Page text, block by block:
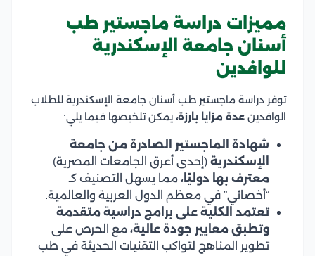
مميزات دراسة ماجستير طب
أسنان جامعة الإسكندرية
للوافدين
توفر دراسة ماجستير طب أسنان جامعة الإسكندرية للطلاب
الوافدين عدة مزايا بارزة، يمكن تلخيصها فيما يلي:
شهادة الماجستير الصادرة من جامعة
الإسكندرية (إحدى أعرق الجامعات المصرية)
معترف بها دوليًا، مما يسهل التصنيف كـ
“أخصائي” في معظم الدول العربية والعالمية.
تعتمد الكلية على برامج دراسية متقدمة
وتطبق معايير جودة عالية، مع الحرص على
تطوير المناهج لتواكب التقنيات الحديثة في طب